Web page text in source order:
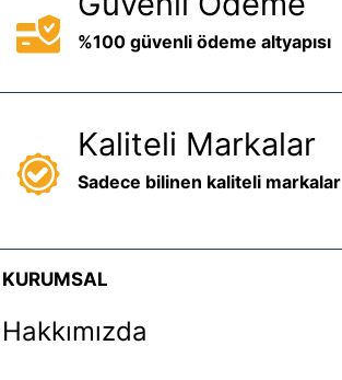
%100 güvenli ödeme altyapısı
Kaliteli Markalar
Sadece bilinen kaliteli markalar
KURUMSAL
Hakkımızda